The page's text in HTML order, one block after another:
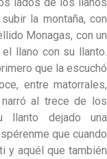
la montaña, con
Monagas, con un
llano con su llanto.
que la escuchó
entre matorrales,
al trece de los
llanto dejado una
que cuando
y aquél que también